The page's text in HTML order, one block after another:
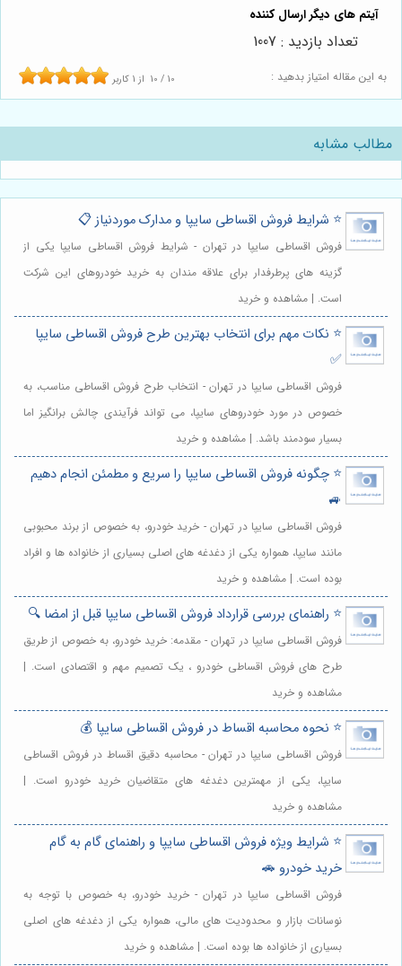
به این مقاله امتیاز بدهید : 10 / 10 از 1 کاربر
تعداد بازدید : 1007
مطالب مشابه
⭐️ شرایط فروش اقساطی سایپا و مدارک موردنیاز 📋
فروش اقساطی سایپا در تهران - شرایط فروش اقساطی سایپا یکی از
گزینه های پرطرفدار برای علاقه مندان به خرید خودروهای این شرکت
است. | مشاهده و خرید
⭐️ نکات مهم برای انتخاب بهترین طرح فروش اقساطی سایپا
✅
فروش اقساطی سایپا در تهران - انتخاب طرح فروش اقساطی مناسب، به
خصوص در مورد خودروهای سایپا، می تواند فرآیندی چالش برانگیز اما
بسیار سودمند باشد. | مشاهده و خرید
⭐️ چگونه فروش اقساطی سایپا را سریع و مطمئن انجام دهیم
🚙
فروش اقساطی سایپا در تهران - خرید خودرو، به خصوص از برند محبوبی
مانند سایپا، همواره یکی از دغدغه های اصلی بسیاری از خانواده ها و افراد
بوده است. | مشاهده و خرید
⭐️ راهنمای بررسی قرارداد فروش اقساطی سایپا قبل از امضا 🔍
فروش اقساطی سایپا در تهران - مقدمه: خرید خودرو، به خصوص از طریق
طرح های فروش اقساطی خودرو ، یک تصمیم مهم و اقتصادی است. |
مشاهده و خرید
⭐️ نحوه محاسبه اقساط در فروش اقساطی سایپا 💰
فروش اقساطی سایپا در تهران - محاسبه دقیق اقساط در فروش اقساطی
سایپا، یکی از مهمترین دغدغه های متقاضیان خرید خودرو است. |
مشاهده و خرید
⭐️ شرایط ویژه فروش اقساطی سایپا و راهنمای گام به گام
خرید خودرو 🚗
فروش اقساطی سایپا در تهران - خرید خودرو، به خصوص با توجه به
نوسانات بازار و محدودیت های مالی، همواره یکی از دغدغه های اصلی
بسیاری از خانواده ها بوده است. | مشاهده و خرید